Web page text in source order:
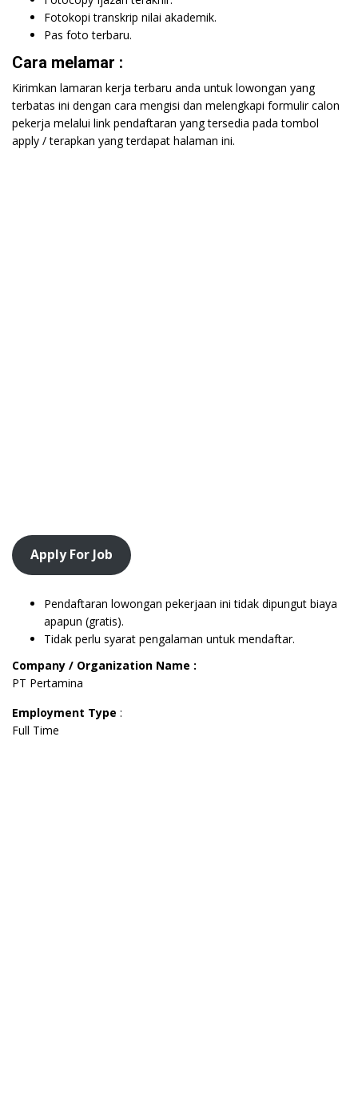
Fotokopi transkrip nilai akademik.
Pas foto terbaru.
Cara melamar :
Kirimkan lamaran kerja terbaru anda untuk lowongan yang
terbatas ini dengan cara mengisi dan melengkapi formulir calon
pekerja melalui link pendaftaran yang tersedia pada tombol
apply / terapkan yang terdapat halaman ini.
Apply For Job
Pendaftaran lowongan pekerjaan ini tidak dipungut biaya
apapun (gratis).
Tidak perlu syarat pengalaman untuk mendaftar.
Company / Organization Name :
PT Pertamina
Employment Type :
Full Time